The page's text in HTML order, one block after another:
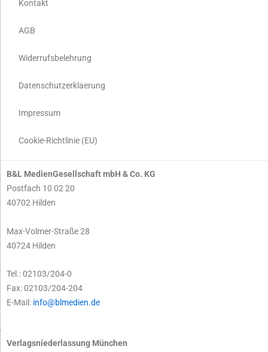
Kontakt
AGB
Widerrufsbelehrung
Datenschutzerklaerung
Impressum
Cookie-Richtlinie (EU)
B&L MedienGesellschaft mbH & Co. KG
Postfach 10 02 20
40702 Hilden
Max-Volmer-Straße 28
40724 Hilden
Tel.: 02103/204-0
Fax: 02103/204-204
E-Mail: info@blmedien.de
Verlagsniederlassung München